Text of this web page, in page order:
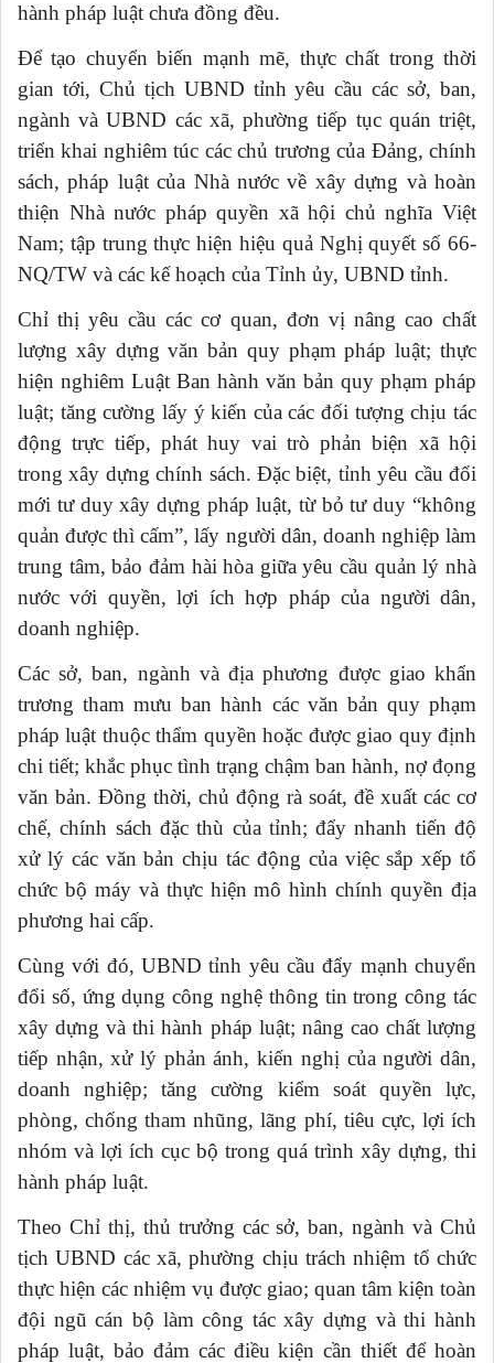
hành pháp luật chưa đồng đều.
Để tạo chuyển biến mạnh mẽ, thực chất trong thời
gian tới, Chủ tịch UBND tỉnh yêu cầu các sở, ban,
ngành và UBND các xã, phường tiếp tục quán triệt,
triển khai nghiêm túc các chủ trương của Đảng, chính
sách, pháp luật của Nhà nước về xây dựng và hoàn
thiện Nhà nước pháp quyền xã hội chủ nghĩa Việt
Nam; tập trung thực hiện hiệu quả Nghị quyết số 66-
NQ/TW và các kế hoạch của Tỉnh ủy, UBND tỉnh.
Chỉ thị yêu cầu các cơ quan, đơn vị nâng cao chất
lượng xây dựng văn bản quy phạm pháp luật; thực
hiện nghiêm Luật Ban hành văn bản quy phạm pháp
luật; tăng cường lấy ý kiến của các đối tượng chịu tác
động trực tiếp, phát huy vai trò phản biện xã hội
trong xây dựng chính sách. Đặc biệt, tỉnh yêu cầu đổi
mới tư duy xây dựng pháp luật, từ bỏ tư duy “không
quản được thì cấm”, lấy người dân, doanh nghiệp làm
trung tâm, bảo đảm hài hòa giữa yêu cầu quản lý nhà
nước với quyền, lợi ích hợp pháp của người dân,
doanh nghiệp.
Các sở, ban, ngành và địa phương được giao khẩn
trương tham mưu ban hành các văn bản quy phạm
pháp luật thuộc thẩm quyền hoặc được giao quy định
chi tiết; khắc phục tình trạng chậm ban hành, nợ đọng
văn bản. Đồng thời, chủ động rà soát, đề xuất các cơ
chế, chính sách đặc thù của tỉnh; đẩy nhanh tiến độ
xử lý các văn bản chịu tác động của việc sắp xếp tổ
chức bộ máy và thực hiện mô hình chính quyền địa
phương hai cấp.
Cùng với đó, UBND tỉnh yêu cầu đẩy mạnh chuyển
đổi số, ứng dụng công nghệ thông tin trong công tác
xây dựng và thi hành pháp luật; nâng cao chất lượng
tiếp nhận, xử lý phản ánh, kiến nghị của người dân,
doanh nghiệp; tăng cường kiểm soát quyền lực,
phòng, chống tham nhũng, lãng phí, tiêu cực, lợi ích
nhóm và lợi ích cục bộ trong quá trình xây dựng, thi
hành pháp luật.
Theo Chỉ thị, thủ trưởng các sở, ban, ngành và Chủ
tịch UBND các xã, phường chịu trách nhiệm tổ chức
thực hiện các nhiệm vụ được giao; quan tâm kiện toàn
đội ngũ cán bộ làm công tác xây dựng và thi hành
pháp luật, bảo đảm các điều kiện cần thiết để hoàn